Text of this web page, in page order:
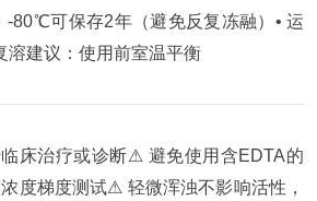
-80℃可保存2年（避免反复冻融） • 运
溶建议：使用前室温平衡
床治疗或诊断⚠ 避免使用含EDTA的
度梯度测试⚠ 轻微浑浊不影响活性，